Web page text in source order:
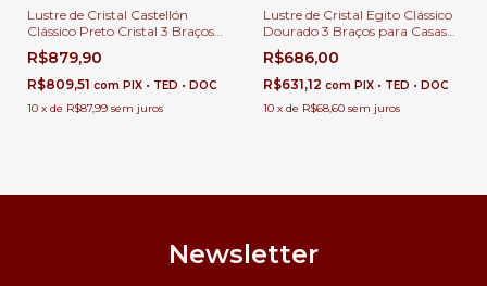
Lustre de Cristal Castellón
Clássico Preto Cristal 3 Braços
para Casas com Pé Direito
Duplo e Buffet
R$879,90
R$809,51 com PIX • TED • DOC
10 x de R$87,99 sem juros
Lustre de Cristal Egito Clássico
Dourado 3 Braços para Casas
com Pé Direito Duplo e Buffet
R$686,00
R$631,12 com PIX • TED • DOC
10 x de R$68,60 sem juros
Newsletter